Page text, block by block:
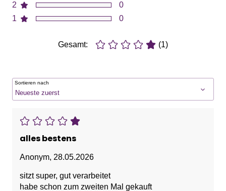
2
1
0
0
Gesamt: (1)
Sortieren nach
alles bestens
Anonym, 28.05.2026
sitzt super, gut verarbeitet
habe schon zum zweiten Mal gekauft